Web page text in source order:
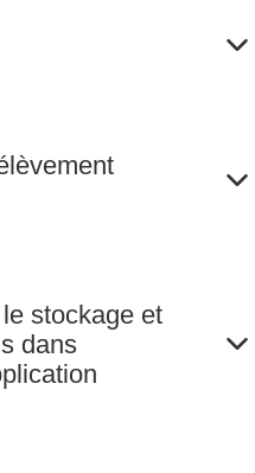
stockage et
dans